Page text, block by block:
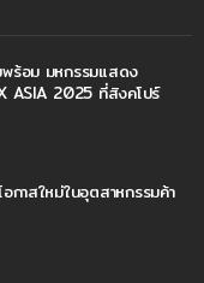
พร้อม มหกรรมแสดง
ASIA 2025 ที่สิงคโปร์
กาสใหม่ในอุตสาหกรรมค้า